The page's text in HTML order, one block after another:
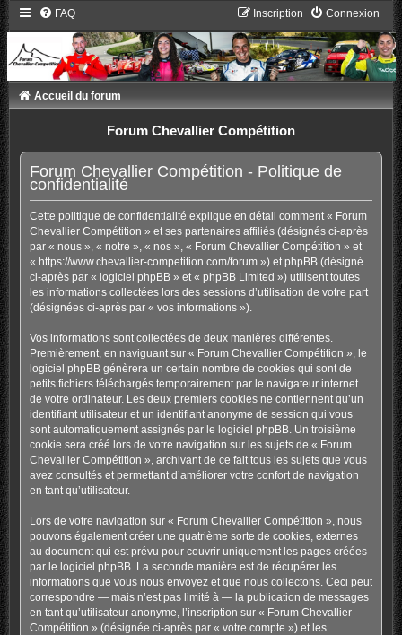
FAQ Connexion
Inscription
Accueil du forum
Forum Chevallier Compétition
Forum Chevallier Compétition - Politique de
confidentialité
Cette politique de confidentialité explique en détail comment « Forum
Chevallier Compétition » et ses partenaires affiliés (désignés ci-après
par « nous », « notre », « nos », « Forum Chevallier Compétition » et
« https://www.chevallier-competition.com/forum ») et phpBB (désigné
ci-après par « logiciel phpBB » et « phpBB Limited ») utilisent toutes
les informations collectées lors des sessions d’utilisation de votre part
(désignées ci-après par « vos informations »).
Vos informations sont collectées de deux manières différentes.
Premièrement, en naviguant sur « Forum Chevallier Compétition », le
logiciel phpBB génèrera un certain nombre de cookies qui sont de
petits fichiers téléchargés temporairement par le navigateur internet
de votre ordinateur. Les deux premiers cookies ne contiennent qu’un
identifiant utilisateur et un identifiant anonyme de session qui vous
sont automatiquement assignés par le logiciel phpBB. Un troisième
cookie sera créé lors de votre navigation sur les sujets de « Forum
Chevallier Compétition », archivant de ce fait tous les sujets que vous
avez consultés et permettant d’améliorer votre confort de navigation
en tant qu’utilisateur.
Lors de votre navigation sur « Forum Chevallier Compétition », nous
pouvons également créer une quatrième sorte de cookies, externes
au document qui est prévu pour couvrir uniquement les pages créées
par le logiciel phpBB. La seconde manière est de récupérer les
informations que vous nous envoyez et que nous collectons. Ceci peut
correspondre — mais n’est pas limité à — la publication de messages
en tant qu’utilisateur anonyme, l’inscription sur « Forum Chevallier
Compétition » (désignée ci-après par « votre compte ») et les